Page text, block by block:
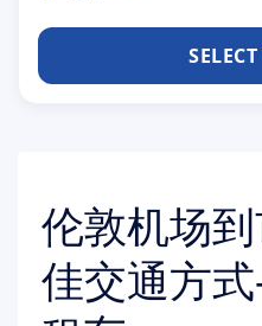
伦敦机场
佳交通方